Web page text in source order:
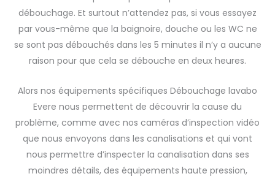
débouchage. Et surtout n’attendez pas, si vous essayez
par vous-même que la baignoire, douche ou les WC ne
se sont pas débouchés dans les 5 minutes il n’y a aucune
raison pour que cela se débouche en deux heures.
Alors nos équipements spécifiques Débouchage lavabo
Evere nous permettent de découvrir la cause du
problème, comme avec nos caméras d’inspection vidéo
que nous envoyons dans les canalisations et qui vont
nous permettre d’inspecter la canalisation dans ses
moindres détails, des équipements haute pression,